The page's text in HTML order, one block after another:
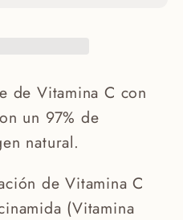
de Vitamina C con
un 97% de
natural.
de Vitamina C
(Vitamina